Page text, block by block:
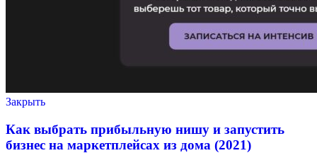
Закрыть
Как выбрать прибыльную нишу и запустить
бизнес на маркетплейсах из дома (2021)